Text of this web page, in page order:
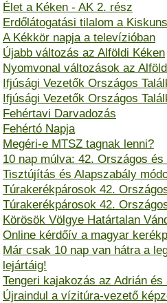
Élet a Kéken - AK 2. rész
Erdőlátogatási tilalom a
A Kékkör napja a televízióban
Újabb változás az Alföldi Kéken
Nyomvonal változások az
Ifjúsági Vezetők Országos
Ifjúsági Vezetők Országos
Fehértavi Darvadozás
Fehértó Napja
Megéri-e MTSZ tagnak lenni?
10 nap múlva: 42. Országos
Tisztújítás és Alapszabály
Túrakerékpárosok 42.
Túrakerékpárosok 42.
Körösök Völgye Határtalan
Online kérdőív a magyar
Már csak 10 nap van hátra a
lejártáig!
Tengeri kajakozás az Adrián
Újraindul a vízitúra-vezető